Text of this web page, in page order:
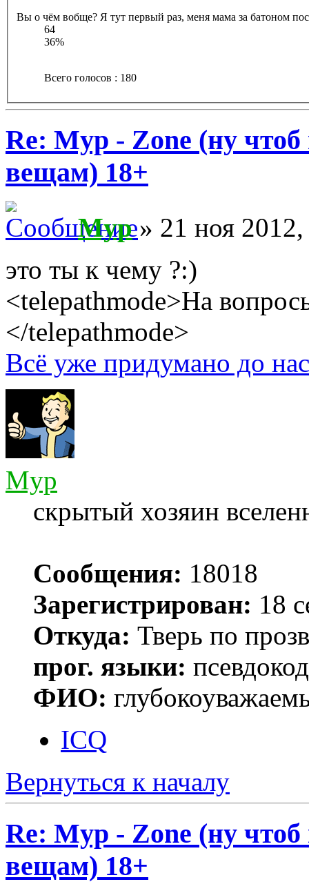
Вы о чём вобще? Я тут первый раз, меня мама за батоном
64
36%
Всего голосов : 180
Re: Myp - Zone (ну
вещам) 18+
Myp» 21 ноя
это ты к чему ?:)
<telepathmode>На
</telepathmode>
Всё уже придумано до
Myp
скрытый хозяин
Сообщения: 18018
Зарегистрирован: 18
Откуда: Тверь по
прог. языки:
ФИО:
ICQ
Вернуться к началу
Re: Myp - Zone (ну
вещам) 18+